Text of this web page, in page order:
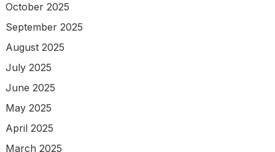
October 2025
September 2025
August 2025
July 2025
June 2025
May 2025
April 2025
March 2025